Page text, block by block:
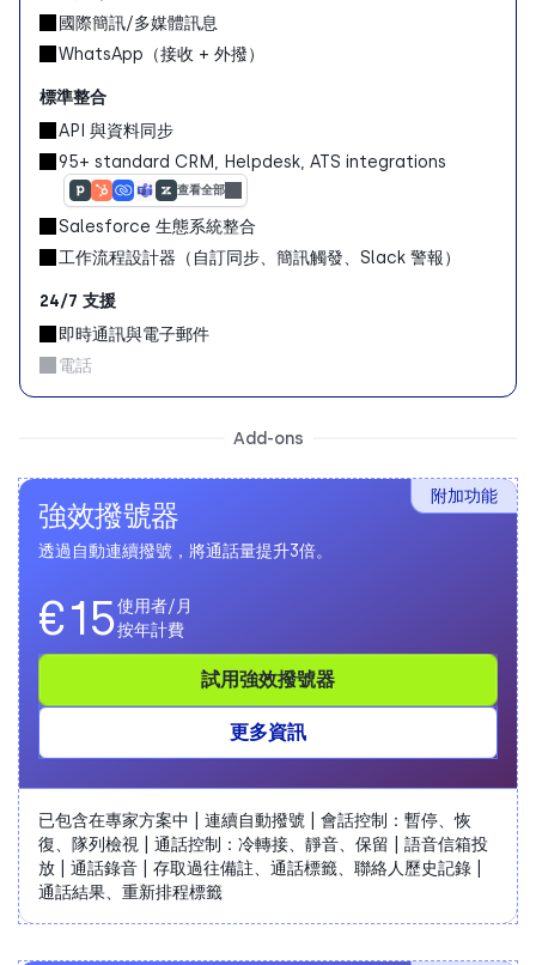
國際簡訊/多媒體訊息
WhatsApp（接收 + 外撥）
標準整合
API 與資料同步
95+ standard CRM, Helpdesk, ATS integrations
查看全部
Salesforce 生態系統整合
工作流程設計器（自訂同步、簡訊觸發、Slack 警報）
24/7 支援
即時通訊與電子郵件
電話
Add-ons
附加功能
強效撥號器
透過自動連續撥號，將通話量提升3倍。
€15使用者/月
按年計費
更多資訊
試用強效撥號器
已包含在專家方案中 | 連續自動撥號 | 會話控制：暫停、恢
復、隊列檢視 | 通話控制：冷轉接、靜音、保留 | 語音信箱投
放 | 通話錄音 | 存取過往備註、通話標籤、聯絡人歷史記錄 |
通話結果、重新排程標籤